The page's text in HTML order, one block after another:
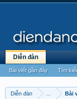
Diễn đàn Bài
Diễn đàn
Bài viết gần đây Tìm